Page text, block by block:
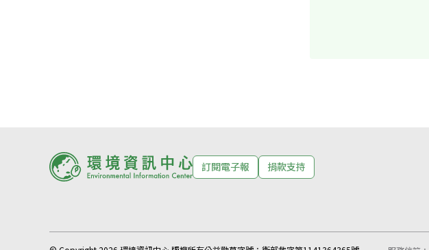
訂閱電子報 捐款支持